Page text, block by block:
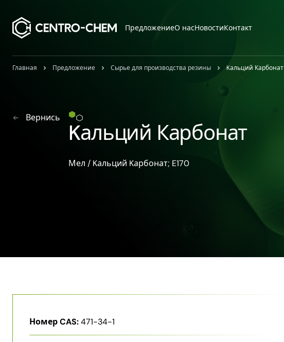
ПредложениеО насНовостиКонтакт
Главная Предложение Сырье для производства резины Kальций Карбонат
Вернись
Kальций Карбонат
Мел / Kальций Kарбонат; E170
Номер CAS:471-34-1